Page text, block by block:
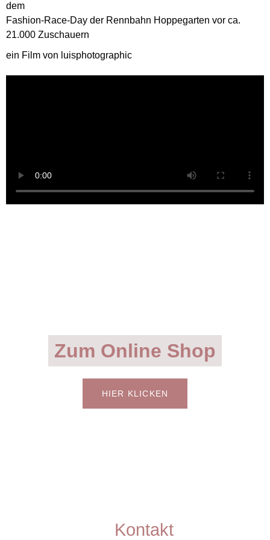
dem
Fashion-Race-Day der Rennbahn Hoppegarten vor ca.
21.000 Zuschauern
ein Film von luisphotographic
Zum Online Shop
HIER KLICKEN
Kontakt